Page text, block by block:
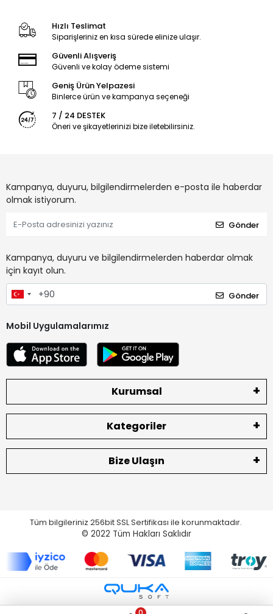
Hızlı Teslimat
Siparişleriniz en kısa sürede elinize ulaşır.
Güvenli Alışveriş
Güvenli ve kolay ödeme sistemi
Geniş Ürün Yelpazesi
Binlerce ürün ve kampanya seçeneği
7 / 24 DESTEK
Öneri ve şikayetlerinizi bize iletebilirsiniz.
Kampanya, duyuru, bilgilendirmelerden e-posta ile haberdar
olmak istiyorum.
Gönder
Kampanya, duyuru ve bilgilendirmelerden haberdar olmak
için kayıt olun.
Gönder
Mobil Uygulamalarımız
Kurumsal
Kategoriler
Bize Ulaşın
Tüm bilgileriniz 256bit SSL Sertifikası ile korunmaktadır.
© 2022 Tüm Hakları Saklıdır